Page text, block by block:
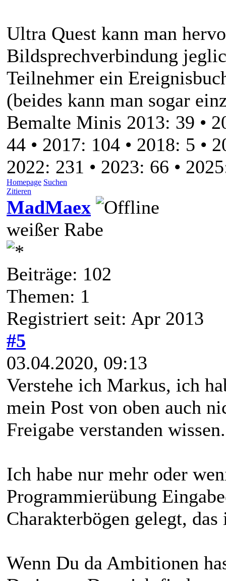
Ultra Quest kann man
Bildsprechverbindung
Teilnehmer ein
(beides kann man sogar
Bemalte Minis 2013: 39 •
44 • 2017: 104 • 2018: 5 •
2022: 231 • 2023: 66 •
Homepage Suchen
Zitieren
MadMaex
weißer Rabe
Beiträge: 102
Themen: 1
Registriert seit: Apr 2013
#5
03.04.2020, 09:13
Verstehe ich Markus, ich
mein Post von oben auch
Freigabe verstanden wissen.
Ich habe nur mehr oder
Programmierübung
Charakterbögen gelegt, das
Wenn Du da Ambitionen